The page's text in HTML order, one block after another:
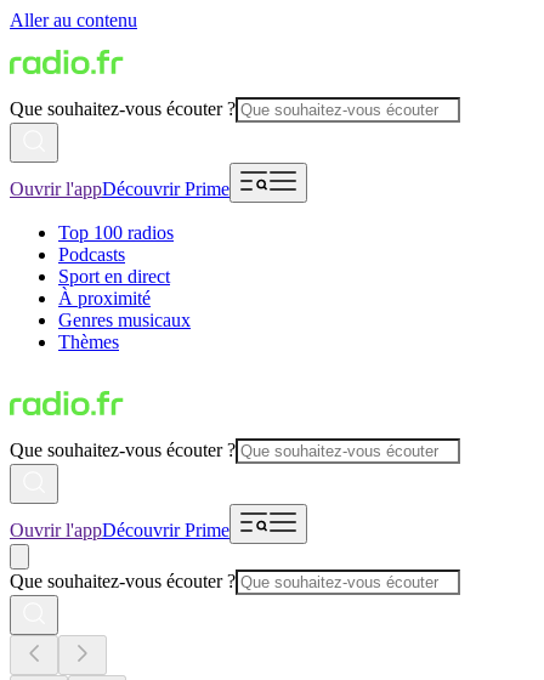
Aller au contenu
Que souhaitez-vous écouter ?
Ouvrir l'appDécouvrir Prime
Top 100 radios
Podcasts
Sport en direct
À proximité
Genres musicaux
Thèmes
Que souhaitez-vous écouter ?
Ouvrir l'appDécouvrir Prime
Que souhaitez-vous écouter ?